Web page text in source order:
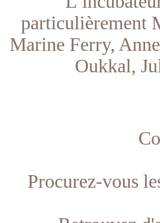
particulièrement
Marine Ferry,
Oukkal,
Procurez-vous